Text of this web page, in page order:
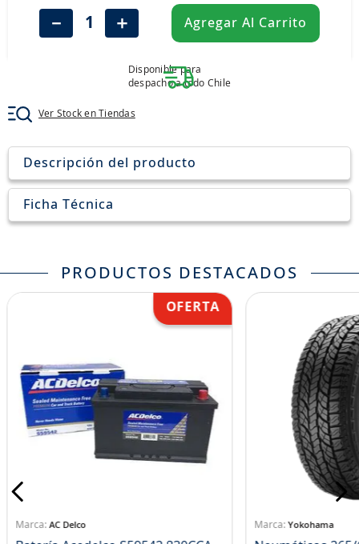
＋
－ Agregar Al Carrito
Disponible para
despacho a todo Chile
Ver Stock en Tiendas
Descripción del producto
Ficha Técnica
PRODUCTOS DESTACADOS
AC Delco Yokohama
john deere
245